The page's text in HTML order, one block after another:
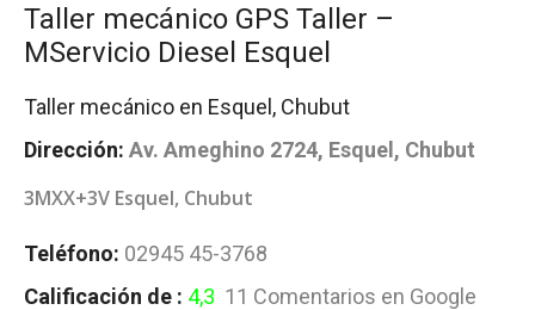
Taller mecánico GPS Taller –
MServicio Diesel Esquel
Taller mecánico en Esquel, Chubut
Dirección: Av. Ameghino 2724, Esquel, Chubut
3MXX+3V Esquel, Chubut
Teléfono: 02945 45-3768
Calificación de : 4,3 11 Comentarios en Google